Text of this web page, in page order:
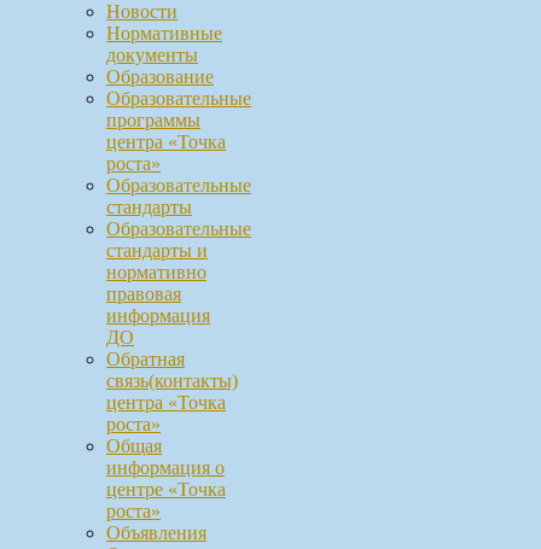
Новости
Нормативные
документы
Образование
Образовательные
программы
центра «Точка
роста»
Образовательные
стандарты
Образовательные
стандарты и
нормативно
правовая
информация
ДО
Обратная
связь(контакты)
центра «Точка
роста»
Общая
информация о
центре «Точка
роста»
Объявления